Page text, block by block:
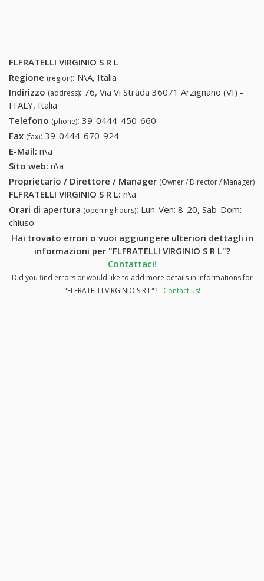
FLFRATELLI VIRGINIO S R L
Regione (region): N\A, Italia
Indirizzo (address): 76, Via Vi Strada 36071 Arzignano (VI) -
ITALY, Italia
Telefono (phone): 39-0444-450-660
Fax (fax): 39-0444-670-924
E-Mail: n\a
Sito web: n\a
Proprietario / Direttore / Manager (Owner / Director / Manager)
FLFRATELLI VIRGINIO S R L: n\a
Orari di apertura (opening hours): Lun-Ven: 8-20, Sab-Dom:
chiuso
Hai trovato errori o vuoi aggiungere ulteriori dettagli in
informazioni per "FLFRATELLI VIRGINIO S R L"?
Contattaci!
Did you find errors or would like to add more details in informations for
"FLFRATELLI VIRGINIO S R L"? - Contact us!